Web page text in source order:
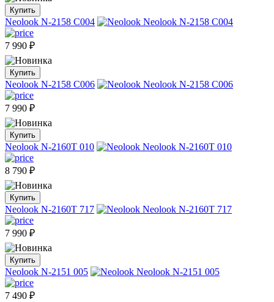
Купить
Neolook N-2158 C004
7 990 ₽
Купить
Neolook N-2158 C006
7 990 ₽
Купить
Neolook N-2160T 010
8 790 ₽
Купить
Neolook N-2160T 717
7 990 ₽
Купить
Neolook N-2151 005
7 490 ₽